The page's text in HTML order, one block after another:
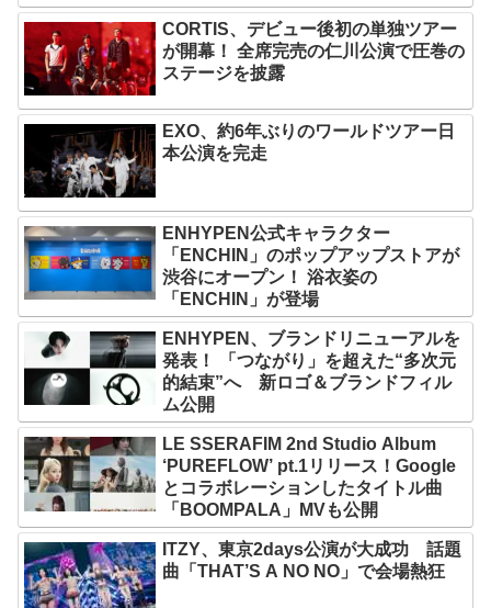
CORTIS、デビュー後初の単独ツアー
が開幕！ 全席完売の仁川公演で圧巻の
ステージを披露
EXO、約6年ぶりのワールドツアー日
本公演を完走
ENHYPEN公式キャラクター
「ENCHIN」のポップアップストアが
渋谷にオープン！ 浴衣姿の
「ENCHIN」が登場
ENHYPEN、ブランドリニューアルを
発表！ 「つながり」を超えた“多次元
的結束”へ 新ロゴ＆ブランドフィル
ム公開
LE SSERAFIM 2nd Studio Album
‘PUREFLOW’ pt.1リリース！Google
とコラボレーションしたタイトル曲
「BOOMPALA」MVも公開
ITZY、東京2days公演が大成功 話題
曲「THAT’S A NO NO」で会場熱狂